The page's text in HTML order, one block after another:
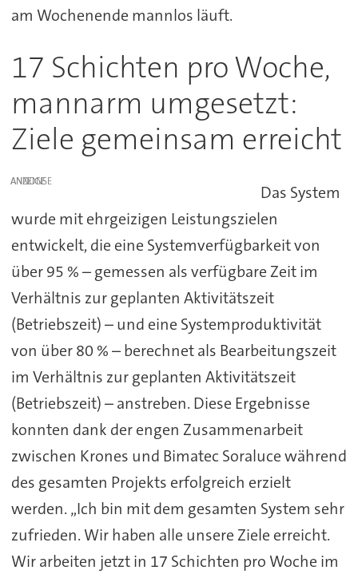
am Wochenende mannlos läuft.
17 Schichten pro Woche,
mannarm umgesetzt:
Ziele gemeinsam erreicht
ANZEIGE
Das System
wurde mit ehrgeizigen Leistungszielen
entwickelt, die eine Systemverfügbarkeit von
über 95 % – gemessen als verfügbare Zeit im
Verhältnis zur geplanten Aktivitätszeit
(Betriebszeit) – und eine Systemproduktivität
von über 80 % – berechnet als Bearbeitungszeit
im Verhältnis zur geplanten Aktivitätszeit
(Betriebszeit) – anstreben. Diese Ergebnisse
konnten dank der engen Zusammenarbeit
zwischen Krones und Bimatec Soraluce während
des gesamten Projekts erfolgreich erzielt
werden. „Ich bin mit dem gesamten System sehr
zufrieden. Wir haben alle unsere Ziele erreicht.
Wir arbeiten jetzt in 17 Schichten pro Woche im